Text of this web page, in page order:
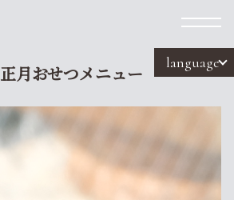
language
月おせつメニュー